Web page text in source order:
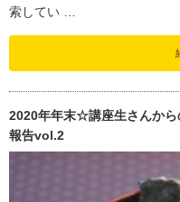
索してい …
2020年年末☆講座生さんから
報告vol.2